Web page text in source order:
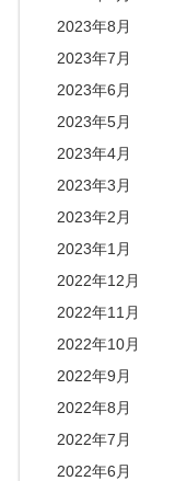
2023年8月
2023年7月
2023年6月
2023年5月
2023年4月
2023年3月
2023年2月
2023年1月
2022年12月
2022年11月
2022年10月
2022年9月
2022年8月
2022年7月
2022年6月